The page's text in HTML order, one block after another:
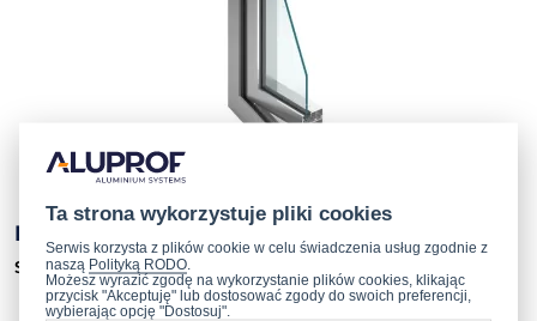
MB-45
System okienno-drzwiowy bez izolacji termicznej
Ta strona wykorzystuje pliki cookies
Serwis korzysta z plików cookie w celu świadczenia usług zgodnie z
naszą Polityką RODO
Możesz wyrazić zgodę na wykorzystanie plików cookies, klikając
przycisk "Akceptuję" lub dostosować zgody do swoich preferencji,
wybierając opcję "Dostosuj".